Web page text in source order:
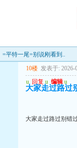
=平特一尾=别说刚看到..
10楼 发表于: 2026-
u 回复 u 编辑 u
大家走过路过
大家走过路过别错